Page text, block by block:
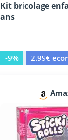
Kit bricolage
ans
-9%
2.99€